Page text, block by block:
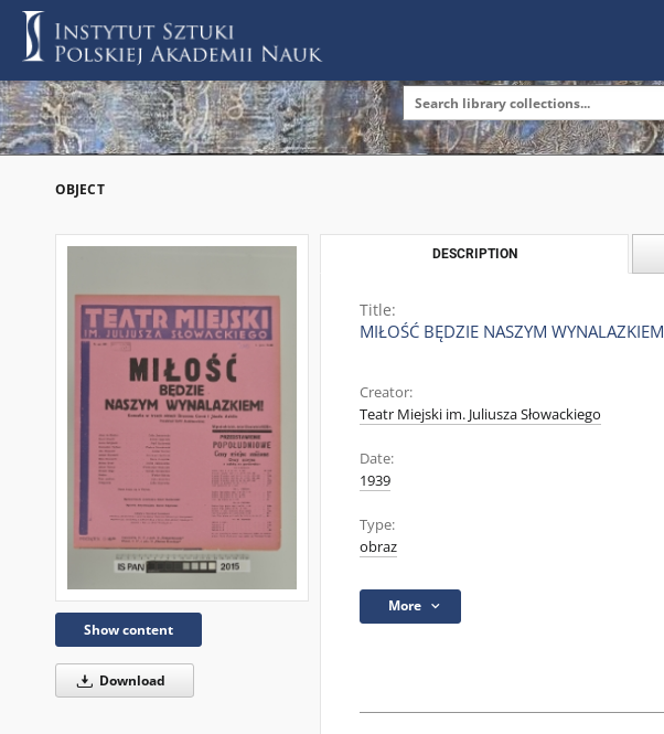
OBJECT
Show content
Download
DESCRIPTION
Title:
MIŁOŚĆ BĘDZIE NASZYM WYNALAZKIEM
Creator:
Teatr Miejski im. Juliusza Słowackiego
Date:
1939
Type:
obraz
More